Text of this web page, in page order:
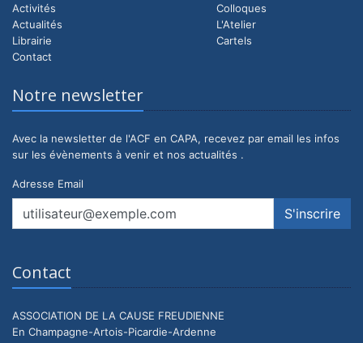
Colloques
L'Atelier
Cartels
Activités
Actualités
Librairie
Contact
Notre newsletter
Avec la newsletter de l'ACF en CAPA, recevez par email les infos
sur les évènements à venir et nos actualités .
Adresse Email
Contact
ASSOCIATION DE LA CAUSE FREUDIENNE
En Champagne-Artois-Picardie-Ardenne